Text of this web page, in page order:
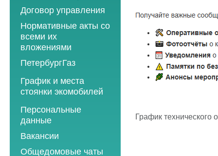
2013 год
2014 год
2015 год
2016 год
2017 год
2018 год
Договор управления
Нормативные акты со
всеми их
вложениями
ПетербургГаз
2018 год
2019 год
2020 год
2021 год
2022 год
График и места
стоянки экомобилей
2019 год
2020 год
2021 год
2022 год
Персональные
данные
Вакансии
Общедомовые чаты
График